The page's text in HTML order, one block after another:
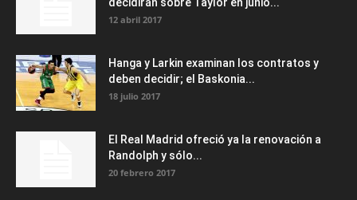
decidirán sobre Taylor en junio...
12 abril 2017
Hanga y Larkin examinan los contratos y
deben decidir; el Baskonia...
18 julio 2017
El Real Madrid ofreció ya la renovación a
Randolph y sólo...
20 febrero 2017